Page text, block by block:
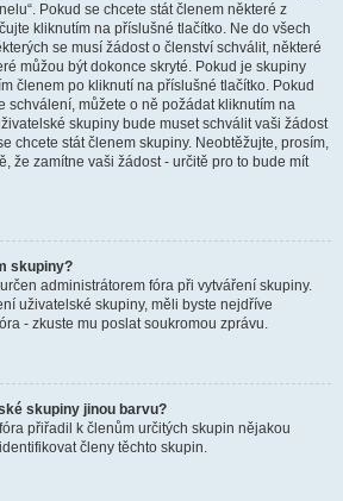
Pokud se chcete stát členem některé z
kliknutím na příslušné tlačítko. Ne do všech
se musí žádost o členství schválit, některé
můžou být dokonce skryté. Pokud je skupiny
členem po kliknutí na příslušné tlačítko. Pokud
schválení, můžete o ně požádat kliknutím na
skupiny bude muset schválit vaši žádost
chcete stát členem skupiny. Neobtěžujte, prosím,
že zamítne vaši žádost - určitě pro to bude mít
skupiny?
administrátorem fóra při vytváření skupiny.
uživatelské skupiny, měli byste nejdříve
- zkuste mu poslat soukromou zprávu.
skupiny jinou barvu?
přiřadil k členům určitých skupin nějakou
členy těchto skupin.